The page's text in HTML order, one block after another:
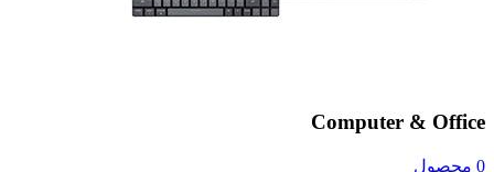
Computer & Office
0 محصول